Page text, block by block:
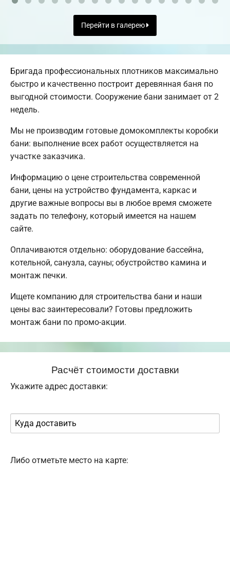
Перейти в галерею
Бригада профессиональных плотников максимально
быстро и качественно построит деревянная баня по
выгодной стоимости. Сооружение бани занимает от 2
недель.
Мы не производим готовые домокомплекты коробки
бани: выполнение всех работ осуществляется на
участке заказчика.
Информацию о цене строительства современной
бани, цены на устройство фундамента, каркас и
другие важные вопросы вы в любое время сможете
задать по телефону, который имеется на нашем
сайте.
Оплачиваются отдельно: оборудование бассейна,
котельной, санузла, сауны; обустройство камина и
монтаж печки.
Ищете компанию для строительства бани и наши
цены вас заинтересовали? Готовы предложить
монтаж бани по промо-акции.
Расчёт стоимости доставки
Укажите адрес доставки:
Либо отметьте место на карте: